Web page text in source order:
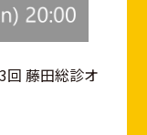
回 藤田総診オ